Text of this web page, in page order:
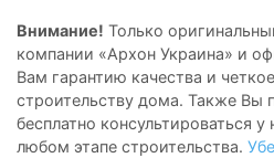
Внимание! Только
компании «Архон Украина» и
Вам гарантию качества и
строительству дома. Также Вы
бесплатно консультироваться
любом этапе строительства.